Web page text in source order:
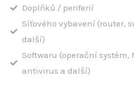
Doplňků / periferií
Síťového vybavení (router,
další)
Softwaru (operační systém,
antivirus a další)